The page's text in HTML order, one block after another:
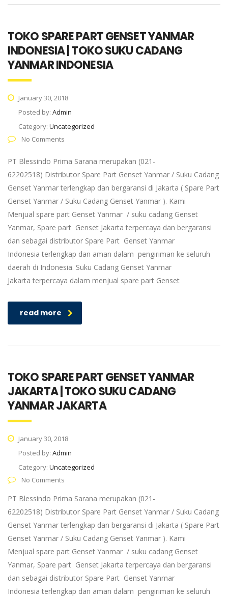
TOKO SPARE PART GENSET YANMAR
INDONESIA | TOKO SUKU CADANG
YANMAR INDONESIA
January 30, 2018
Posted by: Admin
Category: Uncategorized
No Comments
PT Blessindo Prima Sarana merupakan (021-
62202518) Distributor Spare Part Genset Yanmar / Suku Cadang
Genset Yanmar terlengkap dan bergaransi di Jakarta ( Spare Part
Genset Yanmar / Suku Cadang Genset Yanmar ). Kami
Menjual spare part Genset Yanmar / suku cadang Genset
Yanmar, Spare part Genset Jakarta terpercaya dan bergaransi
dan sebagai distributor Spare Part Genset Yanmar
Indonesia terlengkap dan aman dalam pengiriman ke seluruh
daerah di Indonesia. Suku Cadang Genset Yanmar
Jakarta terpercaya dalam menjual spare part Genset
read more
TOKO SPARE PART GENSET YANMAR
JAKARTA | TOKO SUKU CADANG
YANMAR JAKARTA
January 30, 2018
Posted by: Admin
Category: Uncategorized
No Comments
PT Blessindo Prima Sarana merupakan (021-
62202518) Distributor Spare Part Genset Yanmar / Suku Cadang
Genset Yanmar terlengkap dan bergaransi di Jakarta ( Spare Part
Genset Yanmar / Suku Cadang Genset Yanmar ). Kami
Menjual spare part Genset Yanmar / suku cadang Genset
Yanmar, Spare part Genset Jakarta terpercaya dan bergaransi
dan sebagai distributor Spare Part Genset Yanmar
Indonesia terlengkap dan aman dalam pengiriman ke seluruh